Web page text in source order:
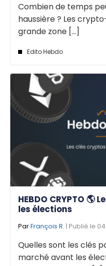
Combien de temps
haussière ? Les
grande zone [...]
Edito Hebdo
HEBDO CRYPTO
les élections
ParFrançois R. | Publié le
Quelles sont les clés
marché avant les